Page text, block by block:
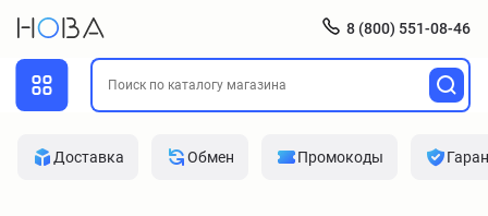
8 (800) 551-08-46
Доставка Обмен Промокоды